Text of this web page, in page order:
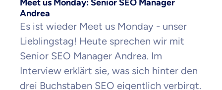
Meet us Monday: Senior SEO Manager
Andrea
Es ist wieder Meet us Monday - unser
Lieblingstag! Heute sprechen wir mit
Senior SEO Manager Andrea. Im
Interview erklärt sie, was sich hinter den
drei Buchstaben SEO eigentlich verbirgt.